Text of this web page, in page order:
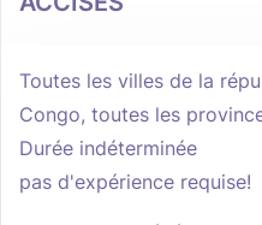
Toutes les villes de la
Congo, toutes les
Durée indéterminée
pas d'expérience requise!